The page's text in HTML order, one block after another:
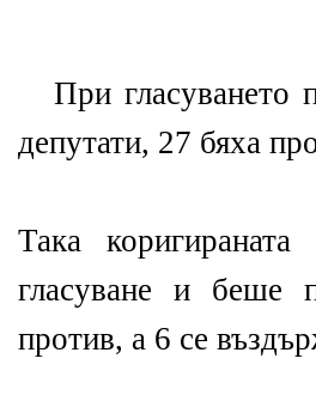
При гласуването
депутати, 27 бяха
Така
гласуване и беше
против, а 6 се